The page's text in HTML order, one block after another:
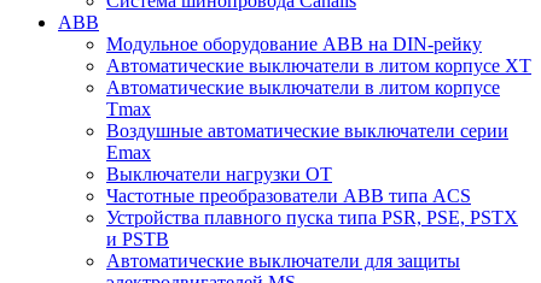
ABB
Модульное оборудование ABB на DIN-рейку
Автоматические выключатели в литом корпусе XT
Автоматические выключатели в литом корпусе
Tmax
Воздушные автоматические выключатели серии
Emax
Выключатели нагрузки OT
Частотные преобразователи ABB типа ACS
Устройства плавного пуска типа PSR, PSE, PSTX
и PSTB
Автоматические выключатели для защиты